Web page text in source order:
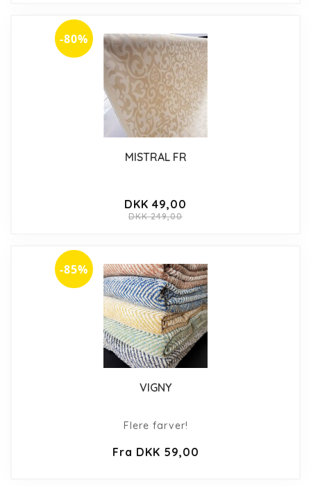
-80%
MISTRAL FR
DKK 49,00
DKK 249,00
-85%
VIGNY
Flere farver!
Fra DKK 59,00